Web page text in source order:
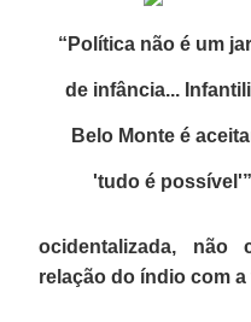
“Política não é um
de infância...
Belo Monte é
'tudo é possível'”
ocidentalizada, não
relação do índio com